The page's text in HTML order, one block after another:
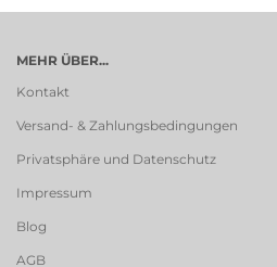
MEHR ÜBER...
Kontakt
Versand- & Zahlungsbedingungen
Privatsphäre und Datenschutz
Impressum
Blog
AGB